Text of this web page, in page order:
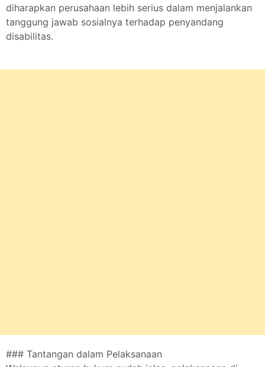
diharapkan perusahaan lebih serius dalam menjalankan
tanggung jawab sosialnya terhadap penyandang
disabilitas.
### Tantangan dalam Pelaksanaan